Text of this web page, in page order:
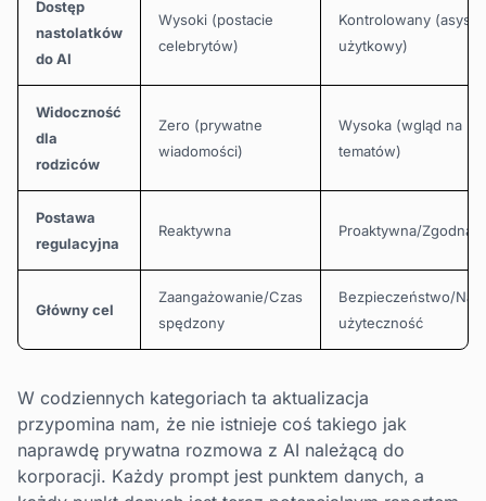
Dostęp
nastolatków
do AI
Wysoki (postacie
celebrytów)
Kontrolowany
użytkowy)
Widoczność
dla
rodziców
Zero (prywatne
wiadomości)
Wysoka (wgląd na
tematów)
Postawa
regulacyjna
Reaktywna Proaktywna/Zgodna
Główny cel
Zaangażowanie/Czas
spędzony
Bezpieczeństwo/
użyteczność
W codziennych kategoriach ta aktualizacja
przypomina nam, że nie istnieje coś takiego jak
naprawdę prywatna rozmowa z AI należącą do
korporacji. Każdy prompt jest punktem danych, a